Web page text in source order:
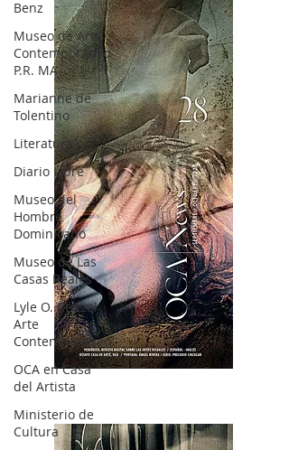
Benz
Museo de Arte
Contemporáneo
P.R. MA
Marianne de
Tolentino
Literatura
Diario Libre
Museo del
Hombre
Dominicano
Museo de Las
Casas Reales
Lyle O. Reitzel
Arte
Contemporáneo
OCA en Casa
del Artista
Ministerio de
Cultura
OCA|News 28 / Julio-Agosto-Septiembre, 2023